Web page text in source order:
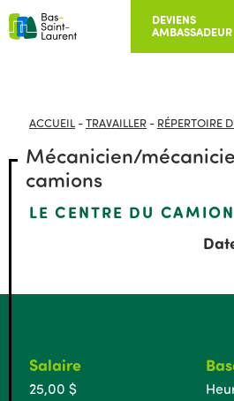
DEVIENS
AMBASSADEUR
ACCUEIL -TRAVAILLER- RÉPERTOIRE
Mécanicien/
camions
LE CENTRE DU
Salaire
25,00 $